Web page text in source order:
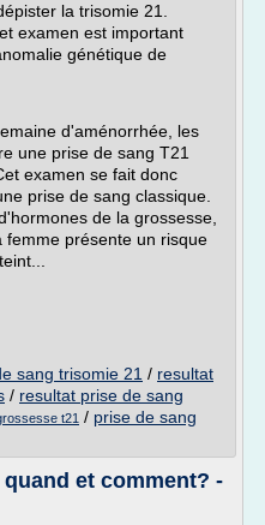
la trisomie 21.
examen est important
génétique de
d'aménorrhée, les
une prise de sang T21
examen se fait donc
prise de sang classique.
de la grossesse,
femme présente un risque
sang trisomie 21 / resultat
/ resultat prise de sang
t21 / prise de sang
et comment? -